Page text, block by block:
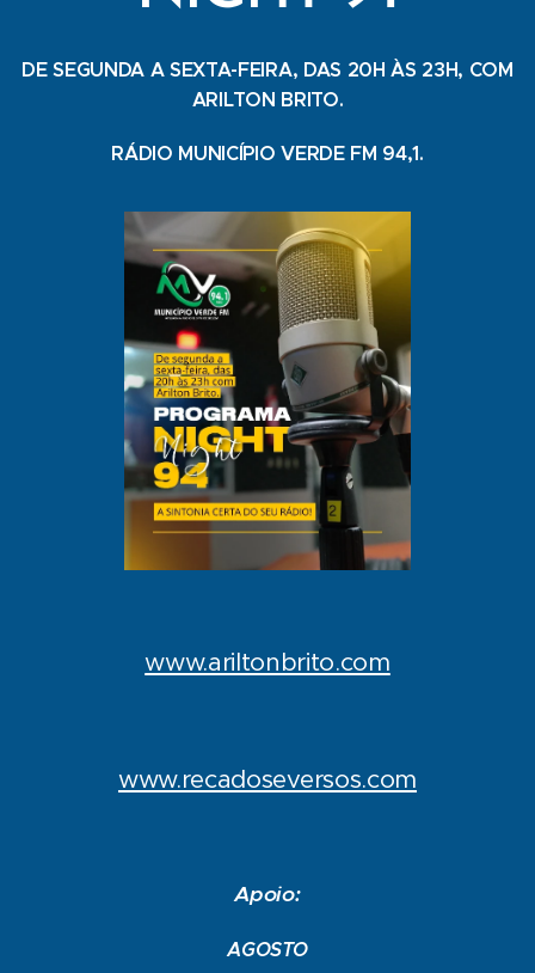
DE SEGUNDA A SEXTA-FEIRA, DAS 20H ÀS 23H, COM
ARILTON BRITO.
RÁDIO MUNICÍPIO VERDE FM 94,1.
www.ariltonbrito.com
www.recadoseversos.com
Apoio:
AGOSTO